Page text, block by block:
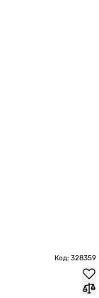
Код: 328359